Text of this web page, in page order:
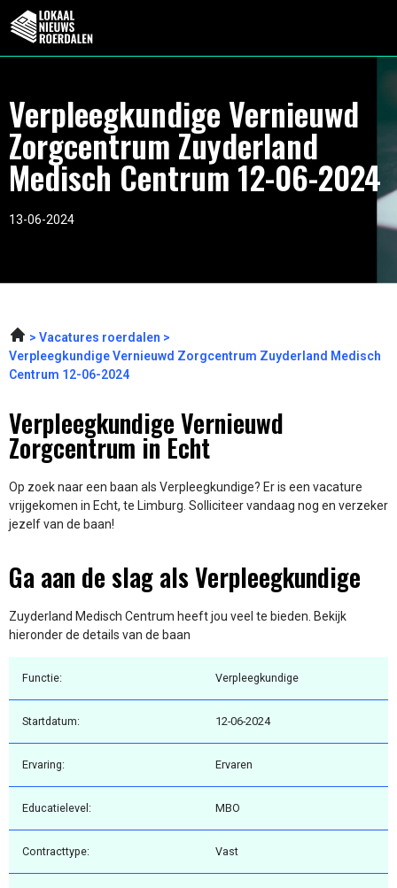
Verpleegkundige Vernieuwd
Zorgcentrum Zuyderland
Medisch Centrum 12-06-2024
13-06-2024
Vacatures roerdalen
Verpleegkundige Vernieuwd Zorgcentrum Zuyderland Medisch
Centrum 12-06-2024
Verpleegkundige Vernieuwd
Zorgcentrum in Echt
Op zoek naar een baan als Verpleegkundige? Er is een vacature
vrijgekomen in Echt, te Limburg. Solliciteer vandaag nog en verzeker
jezelf van de baan!
Ga aan de slag als Verpleegkundige
Zuyderland Medisch Centrum heeft jou veel te bieden. Bekijk
hieronder de details van de baan
Functie: Verpleegkundige
Startdatum: 12-06-2024
Ervaring: Ervaren
Educatielevel: MBO
Contracttype: Vast